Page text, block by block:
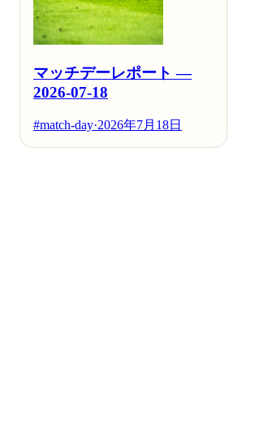
マッチデーレポート —
2026-07-18
#match-day·2026年7月18日